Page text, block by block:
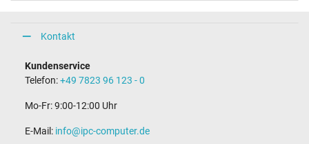
Kontakt
Kundenservice
Telefon:+49 7823 96 123 - 0
Mo-Fr: 9:00-12:00 Uhr
E-Mail: info@ipc-computer.de